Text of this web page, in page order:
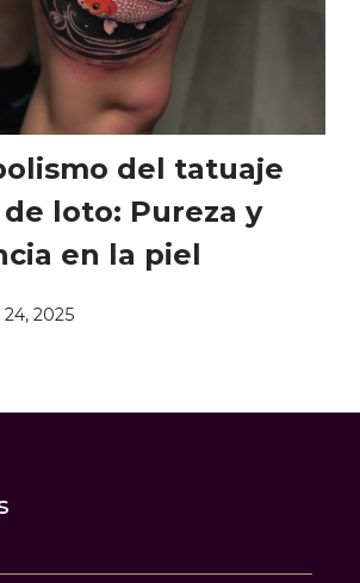
del tatuaje
loto: Pureza y
en la piel
2025